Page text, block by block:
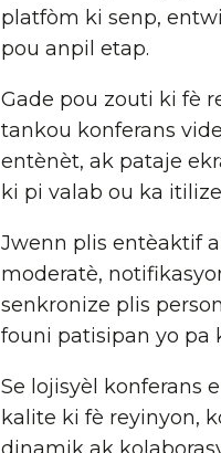
platfòm ki senp,
pou anpil etap.
Gade pou zouti ki fè
tankou konferans
entènèt, ak pataje
ki pi valab ou ka
Jwenn plis entèaktif
moderatè,
senkronize plis
founi patisipan yo pa
Se lojisyèl konferans
kalite ki fè reyinyon,